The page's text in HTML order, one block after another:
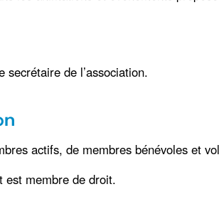
secrétaire de l’association.
actifs, de membres bénévoles et
est membre de droit.